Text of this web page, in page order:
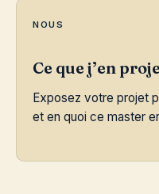
NOUS
Ce que j’en
Exposez votre projet
et en quoi ce master